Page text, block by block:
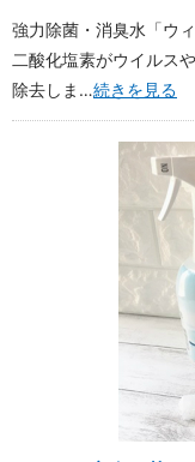
強力除菌・消臭水「ウ
二酸化塩素がウイルス
除去しま…続きを見る